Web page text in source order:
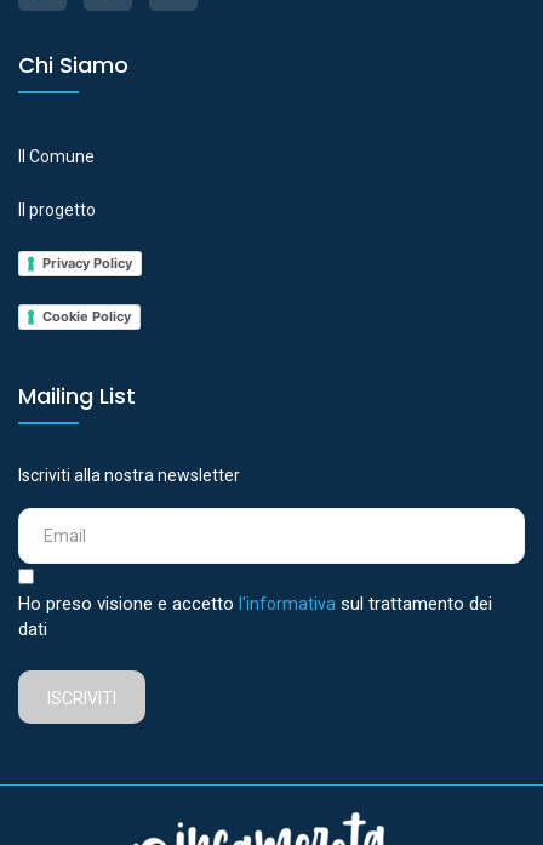
Chi Siamo
Il Comune
Il progetto
Privacy Policy
Cookie Policy
Mailing List
Iscriviti alla nostra newsletter
Ho preso visione e accetto l'informativa sul trattamento dei
dati
ISCRIVITI